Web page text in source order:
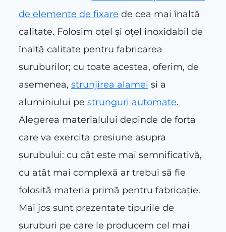
de elemente de fixare de cea mai înaltă
calitate. Folosim oțel și oțel inoxidabil de
înaltă calitate pentru fabricarea
șuruburilor; cu toate acestea, oferim, de
asemenea, strunjirea alamei și a
aluminiului pe strunguri automate.
Alegerea materialului depinde de forța
care va exercita presiune asupra
șurubului: cu cât este mai semnificativă,
cu atât mai complexă ar trebui să fie
folosită materia primă pentru fabricație.
Mai jos sunt prezentate tipurile de
șuruburi pe care le producem cel mai